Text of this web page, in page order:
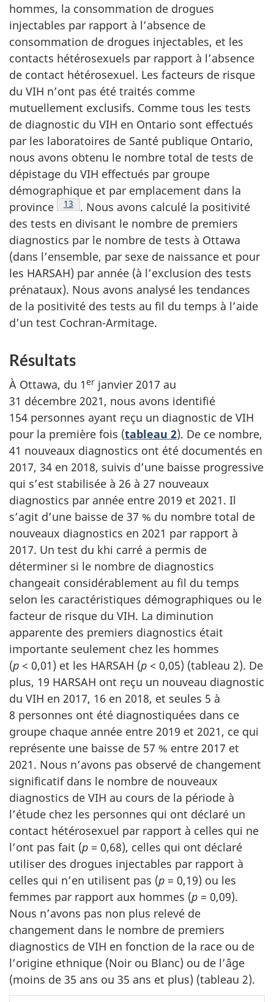
hommes, la consommation de drogues
injectables par rapport à l’absence de
consommation de drogues injectables, et les
contacts hétérosexuels par rapport à l’absence
de contact hétérosexuel. Les facteurs de risque
du VIH n’ont pas été traités comme
mutuellement exclusifs. Comme tous les tests
de diagnostic du VIH en Ontario sont effectués
par les laboratoires de Santé publique Ontario,
nous avons obtenu le nombre total de tests de
dépistage du VIH effectués par groupe
démographique et par emplacement dans la
province
Note de bas de page
13
. Nous avons calculé la positivité
des tests en divisant le nombre de premiers
diagnostics par le nombre de tests à Ottawa
(dans l’ensemble, par sexe de naissance et pour
les HARSAH) par année (à l’exclusion des tests
prénataux). Nous avons analysé les tendances
de la positivité des tests au fil du temps à l’aide
d’un test Cochran-Armitage.
Résultats
À Ottawa, du 1er janvier 2017 au
31 décembre 2021, nous avons identifié
154 personnes ayant reçu un diagnostic de VIH
pour la première fois (tableau 2). De ce nombre,
41 nouveaux diagnostics ont été documentés en
2017, 34 en 2018, suivis d’une baisse progressive
qui s’est stabilisée à 26 à 27 nouveaux
diagnostics par année entre 2019 et 2021. Il
s’agit d’une baisse de 37 % du nombre total de
nouveaux diagnostics en 2021 par rapport à
2017. Un test du khi carré a permis de
déterminer si le nombre de diagnostics
changeait considérablement au fil du temps
selon les caractéristiques démographiques ou le
facteur de risque du VIH. La diminution
apparente des premiers diagnostics était
importante seulement chez les hommes
(p < 0,01) et les HARSAH (p < 0,05) (tableau 2). De
plus, 19 HARSAH ont reçu un nouveau diagnostic
du VIH en 2017, 16 en 2018, et seules 5 à
8 personnes ont été diagnostiquées dans ce
groupe chaque année entre 2019 et 2021, ce qui
représente une baisse de 57 % entre 2017 et
2021. Nous n’avons pas observé de changement
significatif dans le nombre de nouveaux
diagnostics de VIH au cours de la période à
l’étude chez les personnes qui ont déclaré un
contact hétérosexuel par rapport à celles qui ne
l’ont pas fait (p = 0,68), celles qui ont déclaré
utiliser des drogues injectables par rapport à
celles qui n’en utilisent pas (p = 0,19) ou les
femmes par rapport aux hommes (p = 0,09).
Nous n’avons pas non plus relevé de
changement dans le nombre de premiers
diagnostics de VIH en fonction de la race ou de
l’origine ethnique (Noir ou Blanc) ou de l’âge
(moins de 35 ans ou 35 ans et plus) (tableau 2).